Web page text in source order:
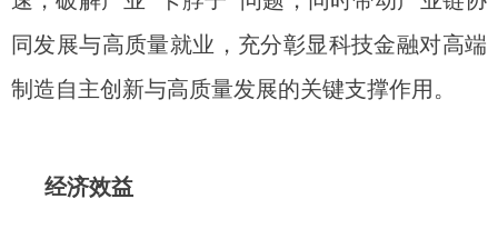
同发展与高质量就业，充分彰显科技金融对高端
制造自主创新与高质量发展的关键支撑作用。
经济效益